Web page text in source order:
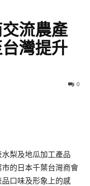
流農產
灣提升
0
水梨及地瓜加工產品
的日本千葉台灣商會
口味及形象上的感